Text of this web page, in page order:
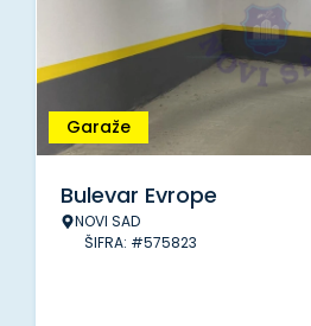
Garaže
Bulevar Evrope
NOVI SAD
ŠIFRA: #575823